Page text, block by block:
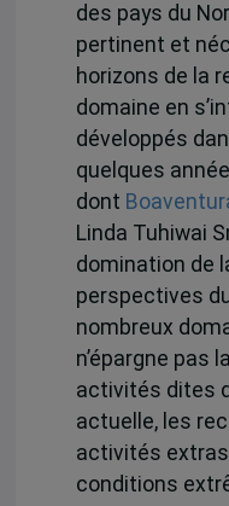
des pays du
pertinent et
horizons de la
domaine en
développés
quelques
dont
Linda Tuhiwai
domination de
perspectives
nombreux
n’épargne pas
activités dites
actuelle, les
activités
conditions